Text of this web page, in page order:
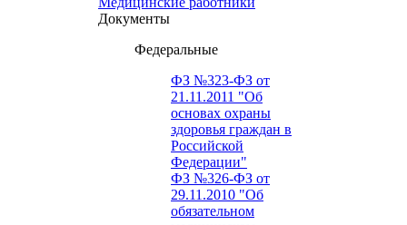
Документы
Федеральные
ФЗ №323-ФЗ от
21.11.2011 "Об
основах охраны
здоровья граждан в
Российской
Федерации"
ФЗ №326-ФЗ от
29.11.2010 "Об
обязательном